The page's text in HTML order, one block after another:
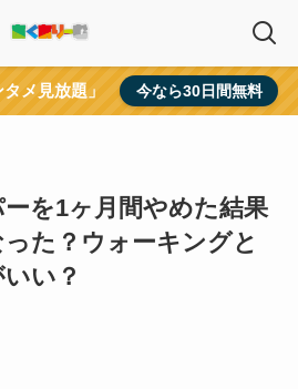
メ見放題」 今なら30日間無料
を1ヶ月間やめた結果
た？ウォーキングと
い？